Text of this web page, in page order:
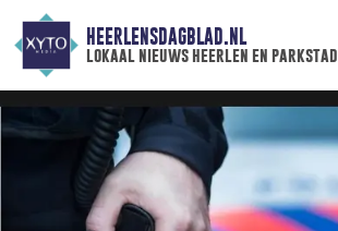
HEERLENSDAGBLAD.NL
lokaal nieuws heerlen en parkstad